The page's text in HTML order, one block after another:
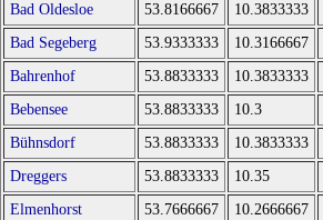
Bad Oldesloe 53.8166667 10.3833333
Bad Segeberg
53.9333333 10.3166667
Bahrenhof
53.8833333 10.3833333
Bebensee
53.8833333 10.3
Bühnsdorf
53.8833333 10.3833333
Dreggers
53.8833333 10.35
Elmenhorst
53.7666667 10.2666667